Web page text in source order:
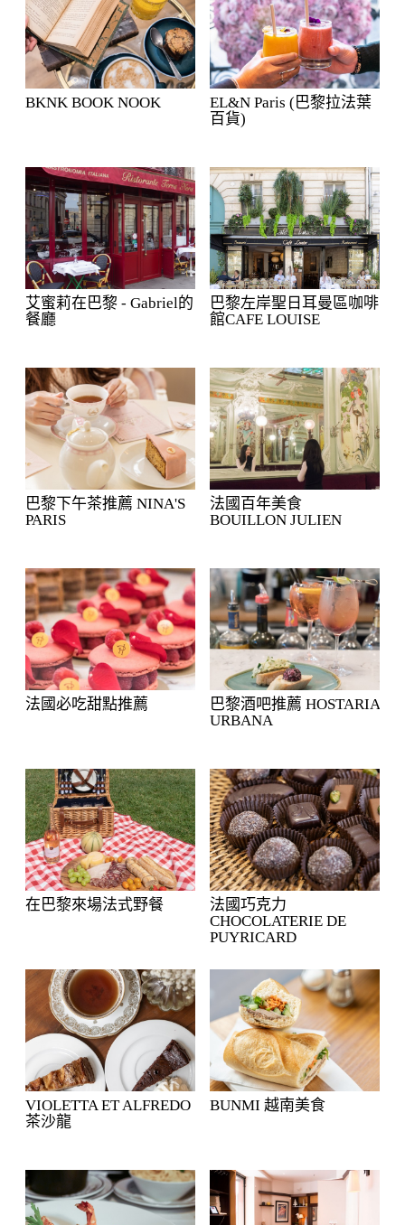
BKNK BOOK NOOK
EL&N Paris (巴黎拉法葉
百貨)
艾蜜莉在巴黎 - Gabriel的
餐廳
巴黎左岸聖日耳曼區咖啡
館CAFE LOUISE
巴黎下午茶推薦 NINA'S
PARIS
法國百年美食
BOUILLON JULIEN
法國必吃甜點推薦
巴黎酒吧推薦 HOSTARIA
URBANA
在巴黎來場法式野餐
法國巧克力
CHOCOLATERIE DE
PUYRICARD
VIOLETTA ET ALFREDO
茶沙龍
BUNMI 越南美食